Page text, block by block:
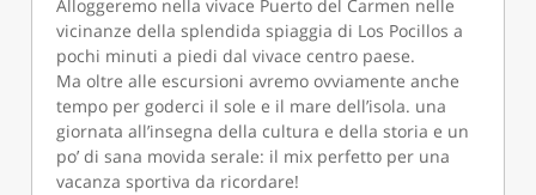
Alloggeremo nella vivace Puerto del Carmen nelle
vicinanze della splendida spiaggia di Los Pocillos a
pochi minuti a piedi dal vivace centro paese.
Ma oltre alle escursioni avremo ovviamente anche
tempo per goderci il sole e il mare dell’isola. una
giornata all’insegna della cultura e della storia e un
po’ di sana movida serale: il mix perfetto per una
vacanza sportiva da ricordare!